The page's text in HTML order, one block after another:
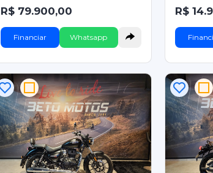
R$ 79.900,00
Financiar Whatsapp
R$